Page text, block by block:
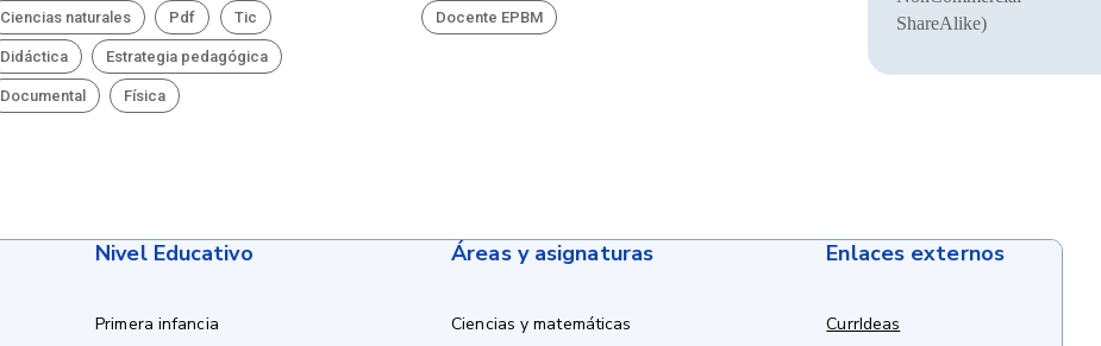
Ciencias naturales Pdf Tic
Didáctica Estrategia pedagógica
Documental Física
Docente EPBM
ShareAlike)
Nivel Educativo
Primera infancia
Áreas y asignaturas
Ciencias y matemáticas
Enlaces externos
CurrIdeas